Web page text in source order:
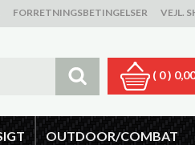
FORRETNINGSBETINGELSER VEJL.
( 0 )
OUTDOOR/COMBAT